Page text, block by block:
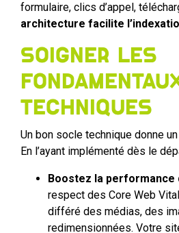
formulaire, clics d’appel,
architecture facilite
Soigner les
techniques
Un bon socle technique donne
En l’ayant implémenté dès le
Boostez la performance
respect des Core Web
différé des médias, des
redimensionnées. Votre